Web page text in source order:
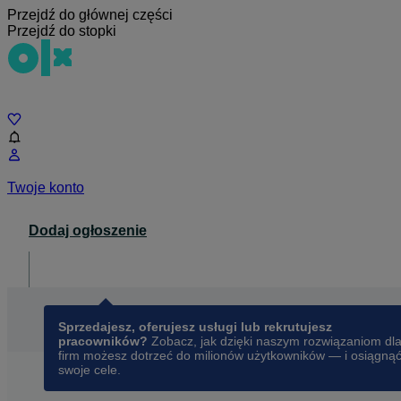
Przejdź do głównej części
Przejdź do stopki
Twoje konto
Dodaj ogłoszenie
Sprzedajesz, oferujesz usługi lub rekrutujesz
pracowników? Zobacz, jak dzięki naszym rozwiązaniom dla
firm możesz dotrzeć do milionów użytkowników — i osiągnąć
swoje cele.